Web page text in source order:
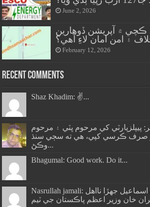
June 2, 2026
۾ آپريشن ڏوهارين
۽ امن امان لاءِ آهي؟
February 12, 2026
Recent Comments
Shaz Khadim: ✌️...
پيپلزپارٽي کي مرحوم ڀٽي ۽ مرحوم
صرف ڪرسي کپي، هي ته سڄي سنڌ
وڪڻ...
Bhagumal: Good work. Do it...
Nasrullah jamali: گورنر عمران اسماعيل جھڙا نااهل
خان وزير اعظم پاڪستان جي ٽيم